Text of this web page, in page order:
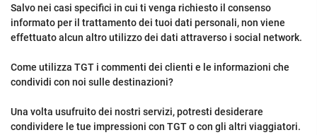
Salvo nei casi specifici in cui ti venga richiesto il consenso
informato per il trattamento dei tuoi dati personali, non viene
effettuato alcun altro utilizzo dei dati attraverso i social network.
Come utilizza TGT i commenti dei clienti e le informazioni che
condividi con noi sulle destinazioni?
Una volta usufruito dei nostri servizi, potresti desiderare
condividere le tue impressioni con TGT o con gli altri viaggiatori.